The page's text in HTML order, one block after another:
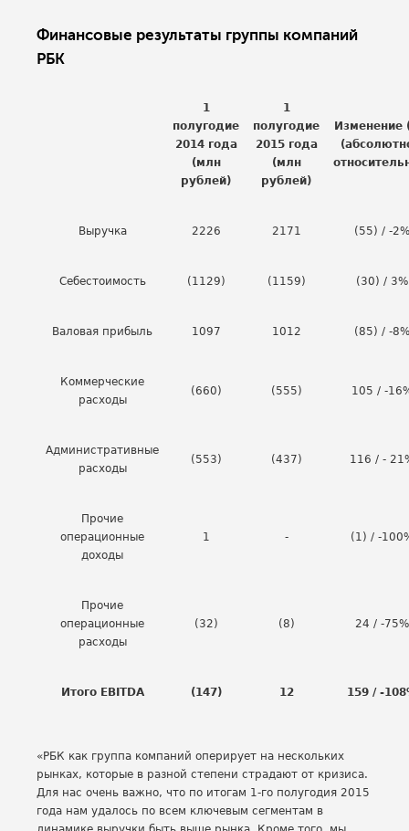
Финансовые результаты группы компаний
РБК
1
полугодие
2014 года
(млн
рублей)
1
полугодие
2015 года
(млн
рублей)
Изменение
Выручка 2226 2171 (55) / -2%
Себестоимость (1129) (1159) (30) / 3%
Валовая прибыль 1097 1012 (85) / -8%
Коммерческие
расходы
(660) (555) 105 / -
Административные
расходы
(553) (437) 116 / -
Прочие
операционные
доходы
1 - (1) / -
Прочие
операционные
расходы
(32) (8) 24 / -75%
Итого EBITDA (147) 12 159 / -
«РБК как группа компаний оперирует на нескольких
рынках, которые в разной степени страдают от кризиса.
Для нас очень важно, что по итогам 1-го полугодия 2015
года нам удалось по всем ключевым сегментам в